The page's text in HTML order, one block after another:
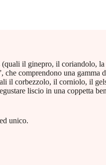
il ginepro, il coriandolo, la
che comprendono una gamma
il corbezzolo, il corniolo, il
liscio in una coppetta ben
unico.